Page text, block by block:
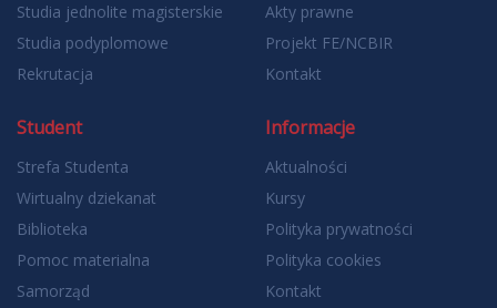
Studia jednolite magisterskie
Studia podyplomowe
Rekrutacja
Akty prawne
Projekt FE/NCBIR
Kontakt
Student
Strefa Studenta
Wirtualny dziekanat
Biblioteka
Pomoc materialna
Samorząd
Informacje
Aktualności
Kursy
Polityka prywatności
Polityka cookies
Kontakt